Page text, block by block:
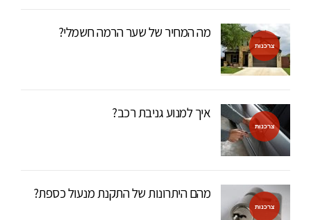
צרכנות
מה המחיר של שער הרמה חשמלי?
צרכנות
איך למנוע גניבת רכב?
צרכנות
מהם היתרונות של התקנת מנעול כספת?